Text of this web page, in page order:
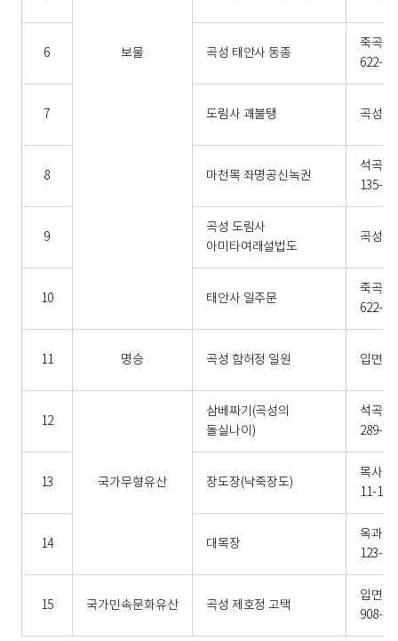
보물
6 곡성 태안사 동종
죽곡면
622-
7 도림사 괘불탱 곡성읍
8 마천목 좌명공신녹권
석곡면
135-1
9
곡성 도림사
아미타여래설법도
곡성읍
10 태안사 일주문
죽곡면
622-71
11 명승 곡성 함허정 일원 입면
12
국가무형유산
삼베짜기(곡성의
돌실나이)
석곡면
289-1
13 장도장(낙죽장도)
목사동
11-19
14 대목장
옥과면
123-1
15 국가민속문화유산 곡성 제호정 고택
입면
908-4